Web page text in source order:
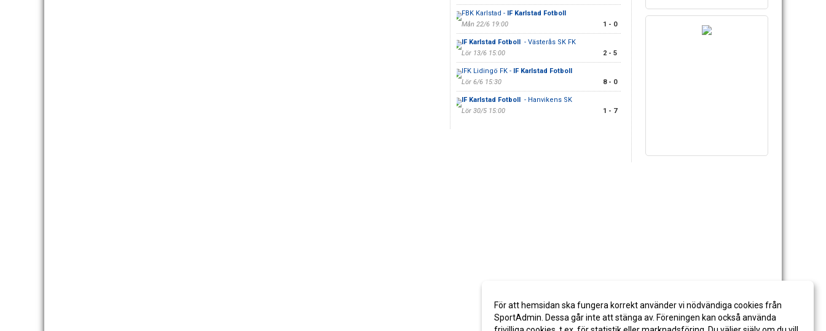
FBK Karlstad - IF Karlstad Fotboll
Mån 22/6 19:00
1 - 0
IF Karlstad Fotboll - Västerås SK FK
Lör 13/6 15:00
2 - 5
IFK Lidingö FK - IF Karlstad Fotboll
Lör 6/6 15:30
8 - 0
IF Karlstad Fotboll - Hanvikens SK
Lör 30/5 15:00
1 - 7
För att hemsidan ska fungera korrekt använder vi nödvändiga cookies från
SportAdmin. Dessa går inte att stänga av. Föreningen kan också använda